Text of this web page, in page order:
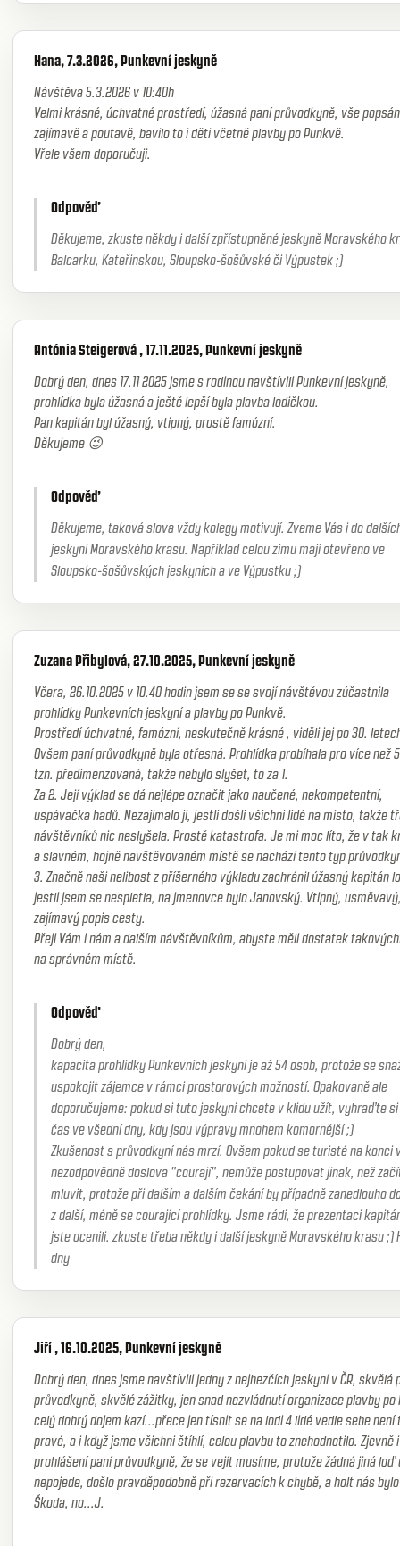
Hana, 7.3.2026, Punkevní jeskyně
Návštěva 5.3.2026 v 10:40h
Velmi krásné, úchvatné prostředí, úžasná paní průvodkyně, vše popsáno
zajímavě a poutavě, bavilo to i děti včetně plavby po Punkvě.
Vřele všem doporučuji.
Odpověď
Děkujeme, zkuste někdy i další zpřístupněné jeskyně Moravského
Balcarku, Kateřinskou, Sloupsko-šošůvské či Výpustek ;)
Antónia Steigerová , 17.11.2025, Punkevní jeskyně
Dobrý den, dnes 17.11 2025 jsme s rodinou navštívili Punkevní jeskyně,
prohlídka byla úžasná a ještě lepší byla plavba lodičkou.
Pan kapitán byl úžasný, vtipný, prostě famózní.
Děkujeme 😉
Odpověď
Děkujeme, taková slova vždy kolegy motivují. Zveme Vás i do
jeskyní Moravského krasu. Například celou zimu mají otevřeno ve
Sloupsko-šošůvských jeskyních a ve Výpustku ;)
Zuzana Přibylová, 27.10.2025, Punkevní jeskyně
Včera, 26.10.2025 v 10.40 hodin jsem se se svojí návštěvou zúčastnila
prohlídky Punkevních jeskyní a plavby po Punkvě.
Prostředí úchvatné, famózní, neskutečně krásné , viděli jej po 30.
Ovšem paní průvodkyně byla otřesná. Prohlídka probíhala pro více než
tzn. předimenzovaná, takže nebylo slyšet, to za 1.
Za 2. Její výklad se dá nejlépe označit jako naučené, nekompetentní,
uspávačka hadů. Nezajímalo ji, jestli došli všichni lidé na místo, takže
návštěvníků nic neslyšela. Prostě katastrofa. Je mi moc líto, že v tak
a slavném, hojně navštěvovaném místě se nachází tento typ
3. Značně naši nelibost z příšerného výkladu zachránil úžasný kapitán
jestli jsem se nespletla, na jmenovce bylo Janovský. Vtipný,
zajímavý popis cesty.
Přeji Vám i nám a dalším návštěvníkům, abyste měli dostatek
na správném místě.
Odpověď
Dobrý den,
kapacita prohlídky Punkevních jeskyní je až 54 osob, protože se
uspokojit zájemce v rámci prostorových možností. Opakovaně ale
doporučujeme: pokud si tuto jeskyni chcete v klidu užít, vyhraďte
čas ve všední dny, kdy jsou výpravy mnohem komornější ;)
Zkušenost s průvodkyní nás mrzí. Ovšem pokud se turisté na konci
nezodpovědně doslova "courají", nemůže postupovat jinak, než
mluvit, protože při dalším a dalším čekání by případně zanedlouho
z další, méně se courající prohlídky. Jsme rádi, že prezentaci
jste ocenili. zkuste třeba někdy i další jeskyně Moravského krasu ;)
dny
Jiří , 16.10.2025, Punkevní jeskyně
Dobrý den, dnes jsme navštívili jedny z nejhezčích jeskyní v ČR, skvělá
průvodkyně, skvělé zážitky, jen snad nezvládnutí organizace plavby po
celý dobrý dojem kazí...přece jen tísnit se na lodi 4 lidé vedle sebe není
pravé, a i když jsme všichni štíhlí, celou plavbu to znehodnotilo. Zjevně
prohlášení paní průvodkyně, že se vejít musíme, protože žádná jiná loď
nepojede, došlo pravděpodobně při rezervacích k chybě, a holt nás
Škoda, no...J.